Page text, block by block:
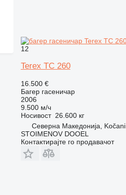
12
Terex TC 260
16.500 €
Багер гасеничар
2006
9.500 м/ч
Носивост 26.600 кг
Северна Македонија, Kočani
STOIMENOV DOOEL
Контактирајте го продавачот